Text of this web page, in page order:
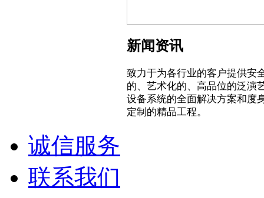
新闻资讯
致力于为各行业的客户提供安
的、艺术化的、高品位的泛演
设备系统的全面解决方案和度
定制的精品工程。
诚信服务
联系我们